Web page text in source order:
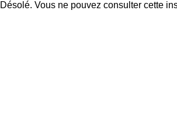
Désolé. Vous ne pouvez consulter cette